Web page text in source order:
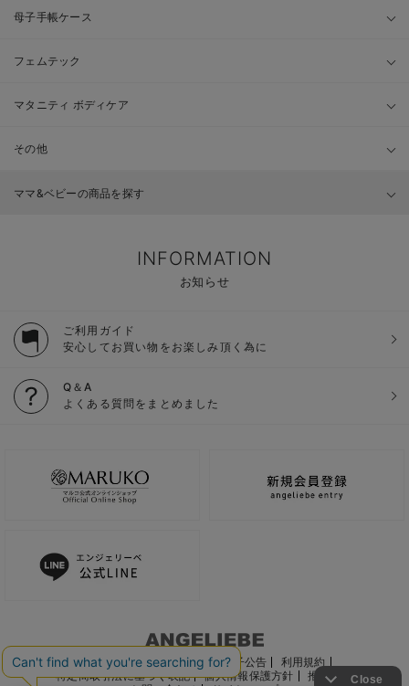
母子手帳ケース
フェムテック
マタニティ ボディケア
その他
ママ&ベビーの商品を探す
INFORMATION
お知らせ
ご利用ガイド
安心してお買い物をお楽しみ頂く為に
Q＆A
よくある質問をまとめました
ご利用ガイド 会社概要 電子公告
利用規約
特定商取引法に基づく表記
個人情報保護方針
推奨環境